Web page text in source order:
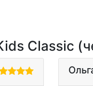
Classic